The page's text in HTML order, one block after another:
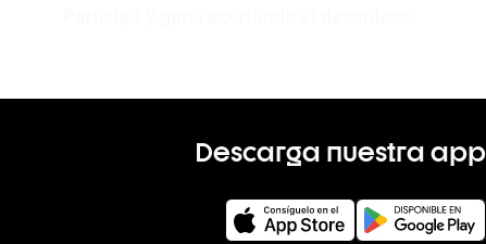
Descarga nuestra app